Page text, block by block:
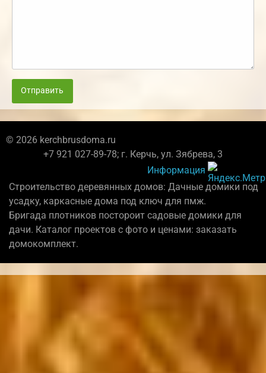
Отправить
© 2026 kerchbrusdoma.ru
+7 921 027-89-78; г. Керчь, ул. Зябрева, 3
Информация
Строительство деревянных домов: Дачные домики под
усадку, каркасные дома под ключ для пмж.
Бригада плотников постороит садовые домики для
дачи. Каталог проектов с фото и ценами: заказать
домокомплект.